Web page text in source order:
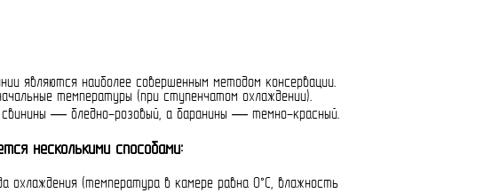
являются наиболее совершенным методом консервации.
температуры (при ступенчатом охлаждении).
свинины — бледно-розовый, а баранины — темно-красный.
несколькими способами:
охлаждения (температура в камере равна 0°С, влажность